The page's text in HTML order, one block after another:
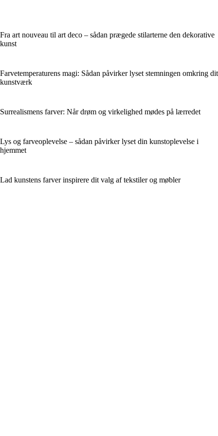
Fra art nouveau til art deco – sådan prægede stilarterne den dekorative
kunst
Farvetemperaturens magi: Sådan påvirker lyset stemningen omkring dit
kunstværk
Surrealismens farver: Når drøm og virkelighed mødes på lærredet
Lys og farveoplevelse – sådan påvirker lyset din kunstoplevelse i
hjemmet
Lad kunstens farver inspirere dit valg af tekstiler og møbler